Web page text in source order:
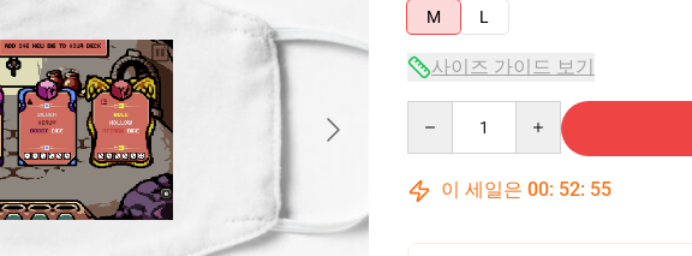
M
L
사이즈 가이드 보기
이 세일은 00: 52: 54